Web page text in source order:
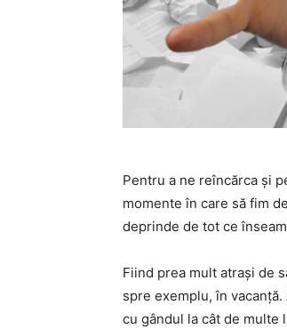
Pentru a ne reîncărca și
momente în care să fim
deprinde de tot ce
Fiind prea mult atrași de
spre exemplu, în
cu gândul la cât de multe